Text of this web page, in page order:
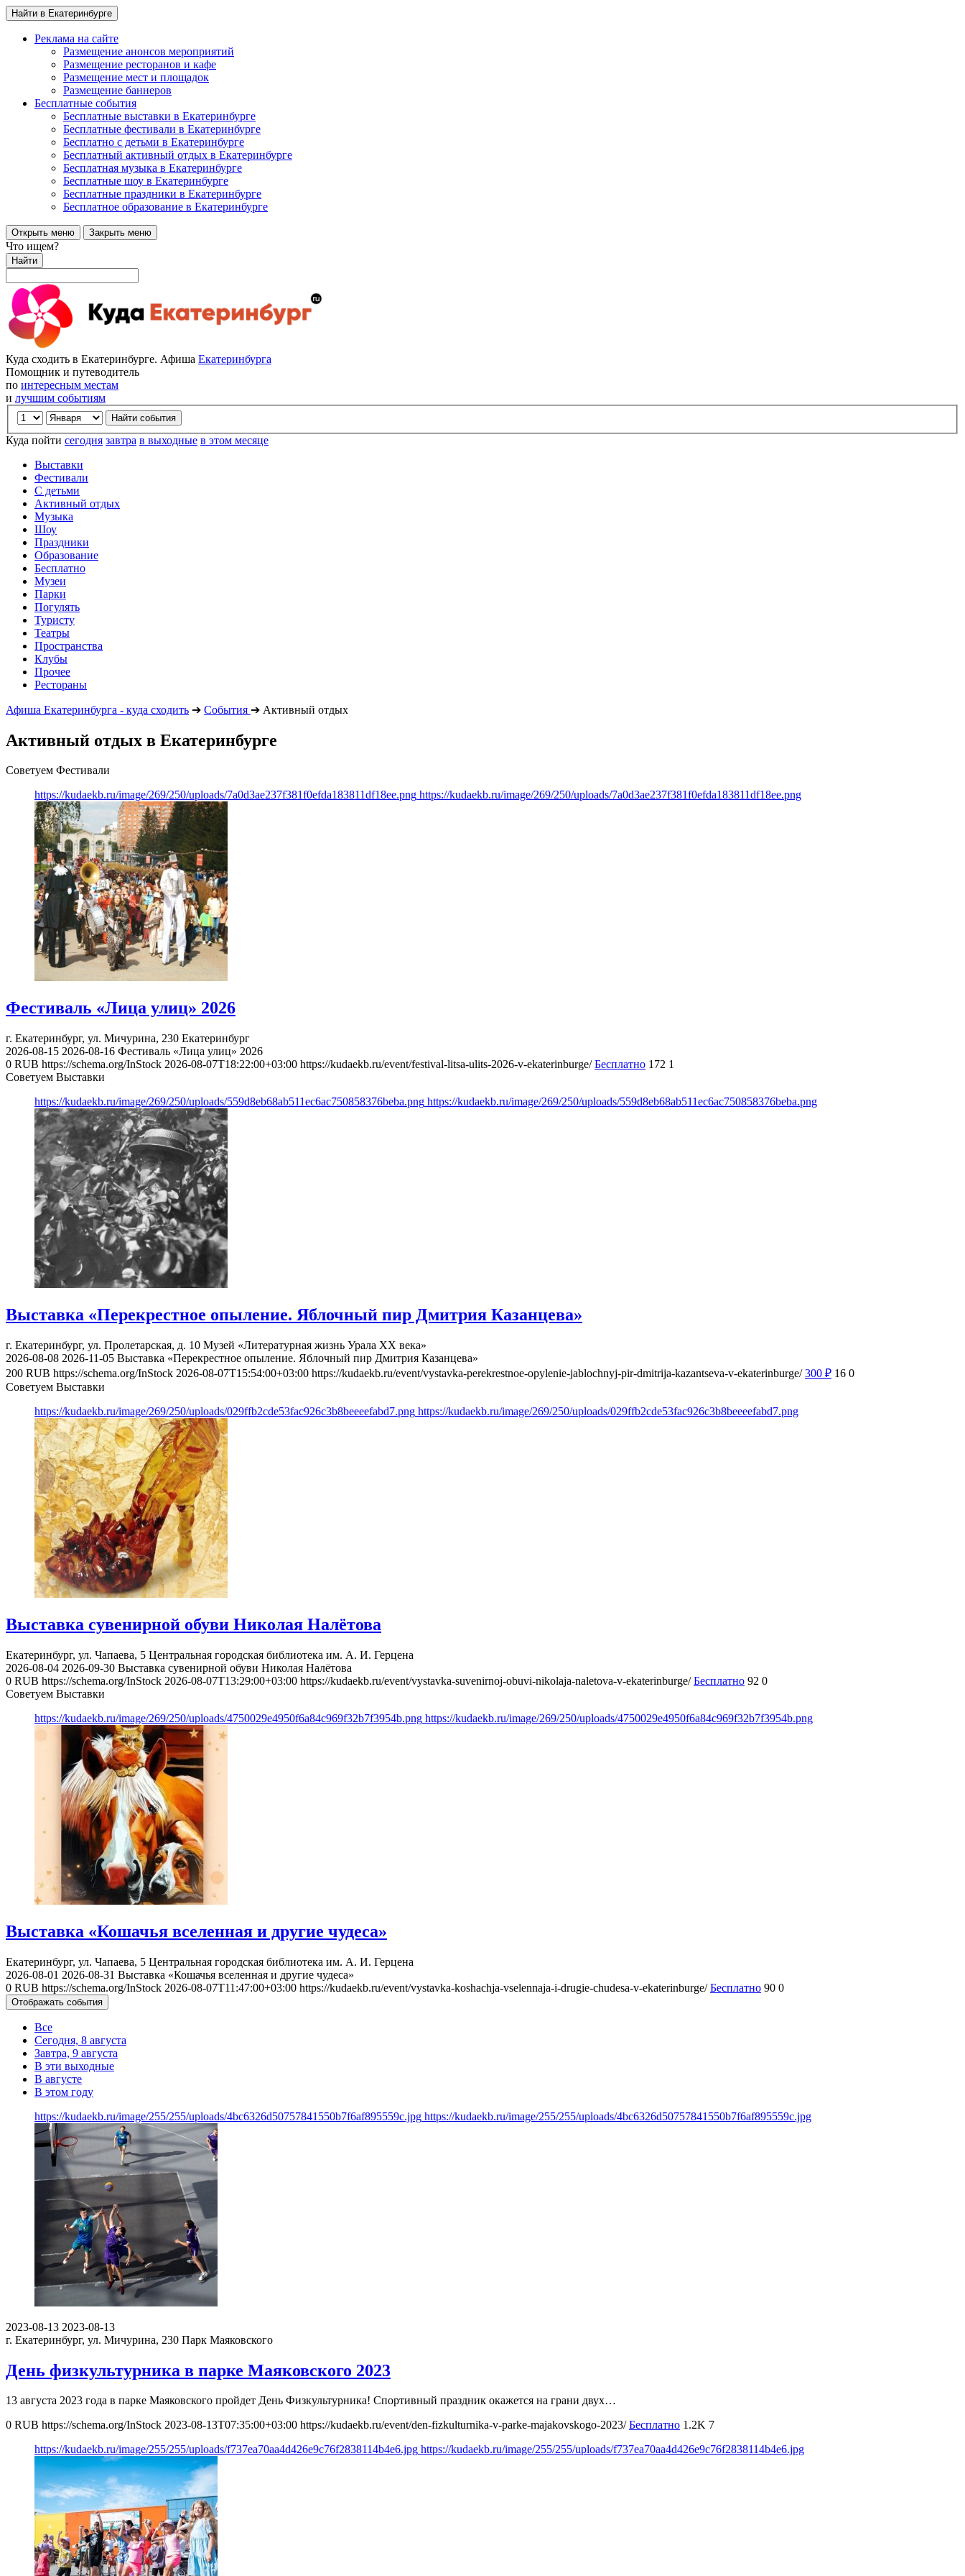
Найти в Екатеринбурге
Реклама на сайте
Размещение анонсов мероприятий
Размещение ресторанов и кафе
Размещение мест и площадок
Размещение баннеров
Бесплатные события
Бесплатные выставки в Екатеринбурге
Бесплатные фестивали в Екатеринбурге
Бесплатно с детьми в Екатеринбурге
Бесплатный активный отдых в Екатеринбурге
Бесплатная музыка в Екатеринбурге
Бесплатные шоу в Екатеринбурге
Бесплатные праздники в Екатеринбурге
Бесплатное образование в Екатеринбурге
Открыть меню Закрыть меню
Что ищем?
Найти
Куда сходить в Екатеринбурге. Афиша Екатеринбурга
Помощник и путеводитель
по интересным местам
и лучшим событиям
Куда пойти сегодня завтра в выходные в этом месяце
Выставки
Фестивали
С детьми
Активный отдых
Музыка
Шоу
Праздники
Образование
Бесплатно
Музеи
Парки
Погулять
Туристу
Театры
Пространства
Клубы
Прочее
Рестораны
Афиша Екатеринбурга - куда сходить ➔ События ➔ Активный отдых
Активный отдых в Екатеринбурге
Советуем Фестивали
https://kudaekb.ru/image/269/250/uploads/7a0d3ae237f381f0efda183811df18ee.png https://kudaekb.ru/image/269/250/uploads/7a0d3ae237f381f0efda183811df18ee.png
Фестиваль «Лица улиц» 2026
г. Екатеринбург, ул. Мичурина, 230 Екатеринбург
2026-08-15 2026-08-16 Фестиваль «Лица улиц» 2026
0 RUB https://schema.org/InStock 2026-08-07T18:22:00+03:00 https://kudaekb.ru/event/festival-litsa-ulits-2026-v-ekaterinburge/ Бесплатно 172 1
Советуем Выставки
https://kudaekb.ru/image/269/250/uploads/559d8eb68ab511ec6ac750858376beba.png https://kudaekb.ru/image/269/250/uploads/559d8eb68ab511ec6ac750858376beba.png
Выставка «Перекрестное опыление. Яблочный пир Дмитрия Казанцева»
г. Екатеринбург, ул. Пролетарская, д. 10 Музей «Литературная жизнь Урала ХХ века»
2026-08-08 2026-11-05 Выставка «Перекрестное опыление. Яблочный пир Дмитрия Казанцева»
200 RUB https://schema.org/InStock 2026-08-07T15:54:00+03:00 https://kudaekb.ru/event/vystavka-perekrestnoe-opylenie-jablochnyj-pir-dmitrija-kazantseva-v-ekaterinburge/ 300 ₽ 16 0
Советуем Выставки
https://kudaekb.ru/image/269/250/uploads/029ffb2cde53fac926c3b8beeeefabd7.png https://kudaekb.ru/image/269/250/uploads/029ffb2cde53fac926c3b8beeeefabd7.png
Выставка сувенирной обуви Николая Налётова
Екатеринбург, ул. Чапаева, 5 Центральная городская библиотека им. А. И. Герцена
2026-08-04 2026-09-30 Выставка сувенирной обуви Николая Налётова
0 RUB https://schema.org/InStock 2026-08-07T13:29:00+03:00 https://kudaekb.ru/event/vystavka-suvenirnoj-obuvi-nikolaja-naletova-v-ekaterinburge/ Бесплатно 92 0
Советуем Выставки
https://kudaekb.ru/image/269/250/uploads/4750029e4950f6a84c969f32b7f3954b.png https://kudaekb.ru/image/269/250/uploads/4750029e4950f6a84c969f32b7f3954b.png
Выставка «Кошачья вселенная и другие чудеса»
Екатеринбург, ул. Чапаева, 5 Центральная городская библиотека им. А. И. Герцена
2026-08-01 2026-08-31 Выставка «Кошачья вселенная и другие чудеса»
0 RUB https://schema.org/InStock 2026-08-07T11:47:00+03:00 https://kudaekb.ru/event/vystavka-koshachja-vselennaja-i-drugie-chudesa-v-ekaterinburge/ Бесплатно 90 0
Отображать события
Все
Сегодня, 8 августа
Завтра, 9 августа
В эти выходные
В августе
В этом году
https://kudaekb.ru/image/255/255/uploads/4bc6326d50757841550b7f6af895559c.jpg https://kudaekb.ru/image/255/255/uploads/4bc6326d50757841550b7f6af895559c.jpg
2023-08-13 2023-08-13
г. Екатеринбург, ул. Мичурина, 230 Парк Маяковского
День физкультурника в парке Маяковского 2023
13 августа 2023 года в парке Маяковского пройдет День Физкультурника! Спортивный праздник окажется на грани двух…
0 RUB https://schema.org/InStock 2023-08-13T07:35:00+03:00 https://kudaekb.ru/event/den-fizkulturnika-v-parke-majakovskogo-2023/ Бесплатно 1.2K 7
https://kudaekb.ru/image/255/255/uploads/f737ea70aa4d426e9c76f2838114b4e6.jpg https://kudaekb.ru/image/255/255/uploads/f737ea70aa4d426e9c76f2838114b4e6.jpg